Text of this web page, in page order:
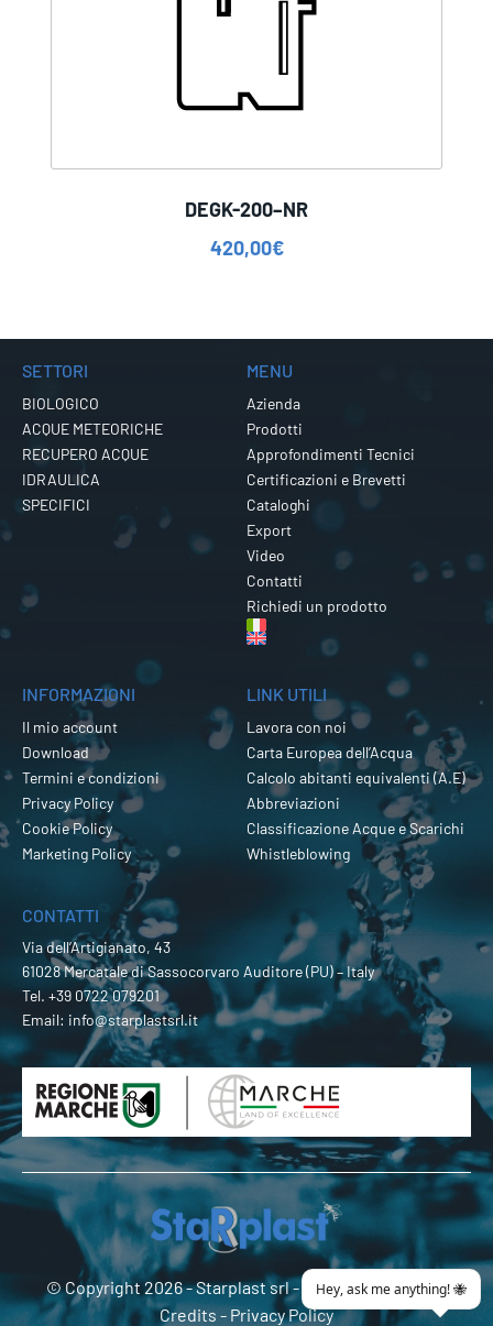
DEGK-200–NR
420,00€
SETTORI
BIOLOGICO
ACQUE METEORICHE
RECUPERO ACQUE
IDRAULICA
SPECIFICI
MENU
Azienda
Prodotti
Approfondimenti Tecnici
Certificazioni e Brevetti
Cataloghi
Export
Video
Contatti
Richiedi un prodotto
INFORMAZIONI
Il mio account
Download
Termini e condizioni
Privacy Policy
Cookie Policy
Marketing Policy
LINK UTILI
Lavora con noi
Carta Europea dell’Acqua
Calcolo abitanti equivalenti (A.E)
Abbreviazioni
Classificazione Acque e Scarichi
Whistleblowing
CONTATTI
Via dell’Artigianato, 43
61028 Mercatale di Sassocorvaro Auditore (PU) – Italy
Tel. +39 0722 079201
Email: info@starplastsrl.it
© Copyright 2026 -Starplast srl- P.Iva 02274180419 -
Credits - Privacy Policy